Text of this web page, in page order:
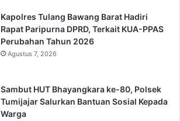
Kapolres Tulang Bawang Barat Hadiri
Rapat Paripurna DPRD, Terkait KUA-PPAS
Perubahan Tahun 2026
Agustus 7, 2026
Sambut HUT Bhayangkara ke-80, Polsek
Tumijajar Salurkan Bantuan Sosial Kepada
Warga